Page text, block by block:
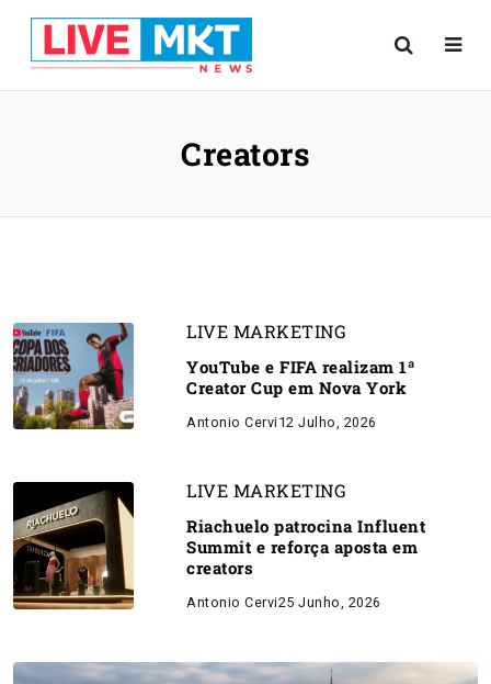
Creators
LIVE MARKETING
YouTube e FIFA realizam 1ª
Creator Cup em Nova York
Antonio Cervi 12 Julho, 2026
LIVE MARKETING
Riachuelo patrocina Influent
Summit e reforça aposta em
creators
Antonio Cervi25 Junho, 2026